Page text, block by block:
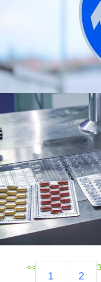
8011 Kerajang
Farmaseutikal. Ia
aplikasi,
<<
1 2
3